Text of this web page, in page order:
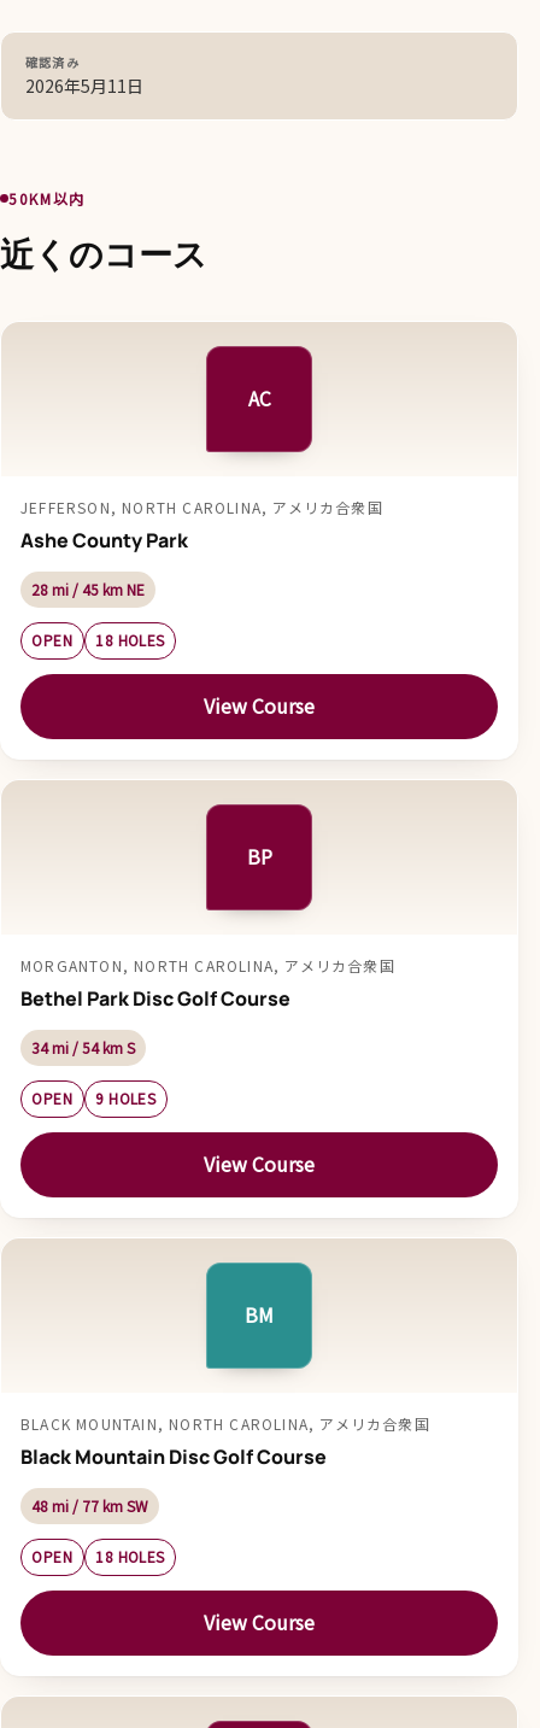
確認済み
2026年5月11日
50KM以内
近くのコース
AC
JEFFERSON, NORTH CAROLINA, アメリカ合衆国
Ashe County Park
28 mi / 45 km NE
OPEN 18 HOLES
View Course
BP
MORGANTON, NORTH CAROLINA, アメリカ合衆国
Bethel Park Disc Golf Course
34 mi / 54 km S
OPEN 9 HOLES
View Course
BM
BLACK MOUNTAIN, NORTH CAROLINA, アメリカ合衆国
Black Mountain Disc Golf Course
48 mi / 77 km SW
OPEN 18 HOLES
View Course